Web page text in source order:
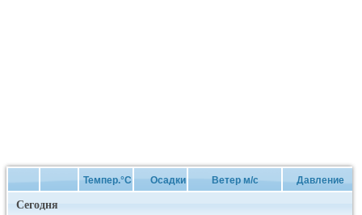
Темпер.°C Осадки Ветер м/с Давление
Сегодня